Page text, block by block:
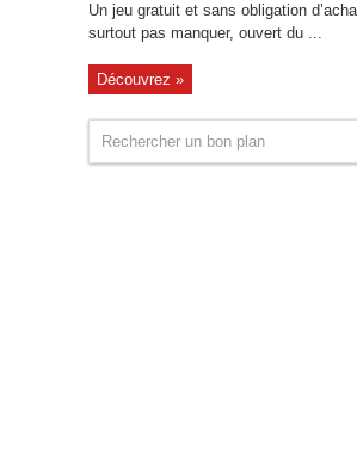
Un jeu gratuit et sans obligation
surtout pas manquer, ouvert du ...
Découvrez »